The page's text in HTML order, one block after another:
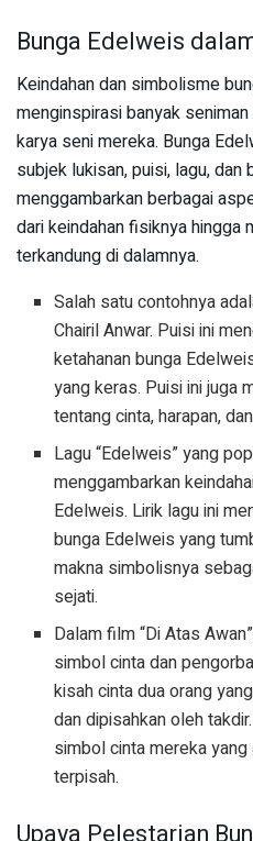
Bunga Edelweis
Keindahan dan simbolisme
menginspirasi banyak
karya seni mereka. Bunga
subjek lukisan, puisi, lagu, dan
menggambarkan berbagai
dari keindahan fisiknya
terkandung di dalamnya.
Salah satu contohnya
Chairil Anwar. Puisi ini
ketahanan bunga
yang keras. Puisi ini juga
tentang cinta, harapan,
Lagu “Edelweis” yang
menggambarkan
Edelweis. Lirik lagu ini
bunga Edelweis yang
makna simbolisnya
sejati.
Dalam film “Di Atas
simbol cinta dan
kisah cinta dua orang
dan dipisahkan oleh
simbol cinta mereka
terpisah.